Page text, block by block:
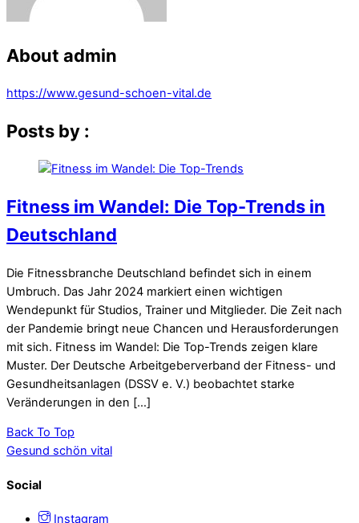
About admin
https://www.gesund-schoen-vital.de
Posts by :
Fitness im Wandel: Die Top-Trends in
Deutschland
Die Fitnessbranche Deutschland befindet sich in einem
Umbruch. Das Jahr 2024 markiert einen wichtigen
Wendepunkt für Studios, Trainer und Mitglieder. Die Zeit nach
der Pandemie bringt neue Chancen und Herausforderungen
mit sich. Fitness im Wandel: Die Top-Trends zeigen klare
Muster. Der Deutsche Arbeitgeberverband der Fitness- und
Gesundheitsanlagen (DSSV e. V.) beobachtet starke
Veränderungen in den […]
Back To Top
Gesund schön vital
Social
Instagram